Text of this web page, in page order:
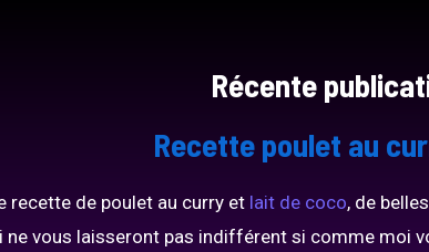
Récente
Recette poulet au
recette de poulet au curry et lait de coco, de
ne vous laisseront pas indifférent si comme moi